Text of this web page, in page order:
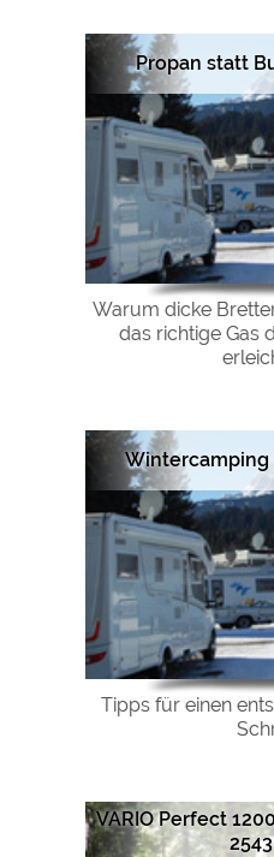
Propan statt
Warum dicke
das richtige Gas
Tipps für einen
VARIO Perfect